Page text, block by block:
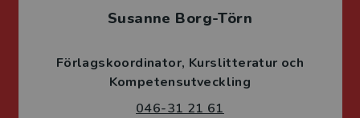
Susanne Borg-Törn
Förlagskoordinator Kurslitteratur och
Kompetensutveckling
046-31 21 61